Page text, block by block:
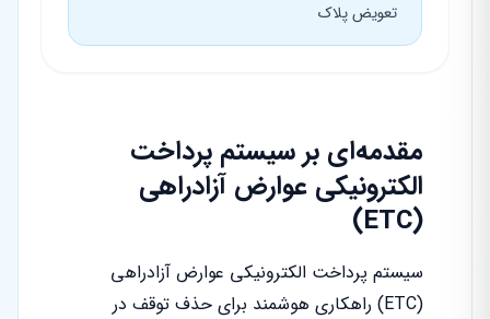
تعویض پلاک
مقدمه‌ای بر سیستم پرداخت
الکترونیکی عوارض آزادراهی
(ETC)
سیستم پرداخت الکترونیکی عوارض آزادراهی
(ETC) راهکاری هوشمند برای حذف توقف در